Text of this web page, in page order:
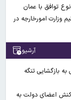
توافق با عمان
وزارت امورخارجه در
آرشیو
بازگشایی تنگه
اعضای دولت به